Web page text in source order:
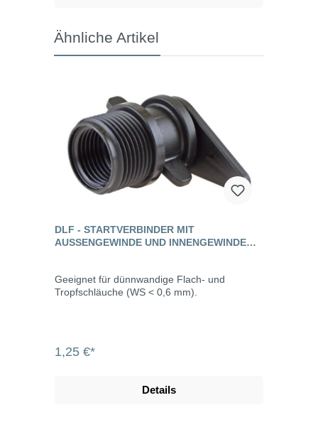
Ähnliche Artikel
DLF - STARTVERBINDER MIT
AUSSENGEWINDE UND INNENGEWINDE F
Geeignet für dünnwandige Flach- und
Tropfschläuche (WS < 0,6 mm).
1,25 €*
Details